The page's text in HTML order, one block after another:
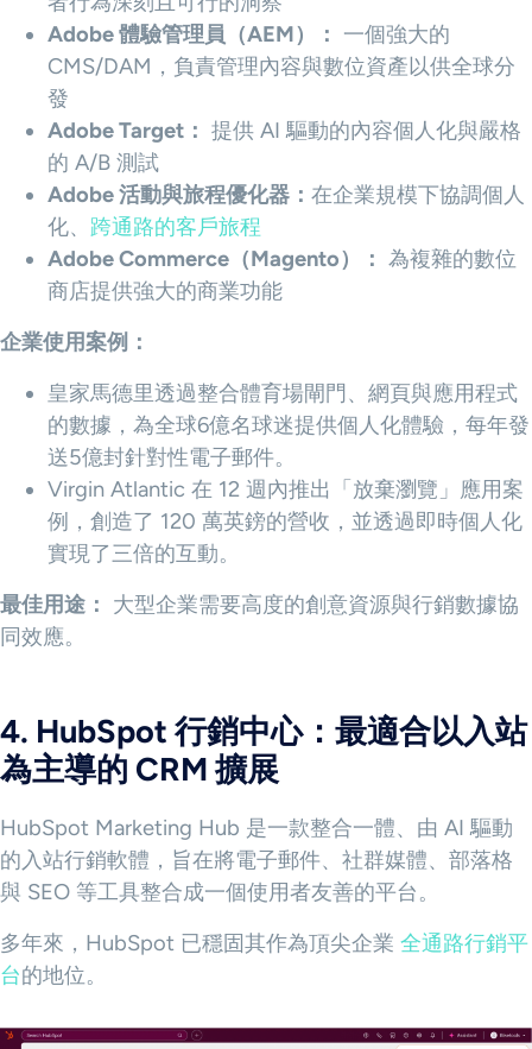
Adobe 體驗管理員（AEM）： 一個強大的
CMS/DAM，負責管理內容與數位資產以供全球分
發
Adobe Target： 提供 AI 驅動的內容個人化與嚴格
的 A/B 測試
Adobe 活動與旅程優化器： 在企業規模下協調個人
化、 跨通路的客戶旅程
Adobe Commerce（Magento）： 為複雜的數位
商店提供強大的商業功能
企業使用案例：
皇家馬德里透過整合體育場閘門、網頁與應用程式
的數據，為全球6億名球迷提供個人化體驗，每年發
送5億封針對性電子郵件。
Virgin Atlantic 在 12 週內推出「放棄瀏覽」應用案
例，創造了 120 萬英鎊的營收，並透過即時個人化
實現了三倍的互動。
最佳用途： 大型企業需要高度的創意資源與行銷數據協
同效應。
4. HubSpot 行銷中心：最適合以入站
為主導的 CRM 擴展
HubSpot Marketing Hub 是一款整合一體、由 AI 驅動
的入站行銷軟體，旨在將電子郵件、社群媒體、部落格
與 SEO 等工具整合成一個使用者友善的平台。
多年來，HubSpot 已穩固其作為頂尖企業 全通路行銷平
台的地位。